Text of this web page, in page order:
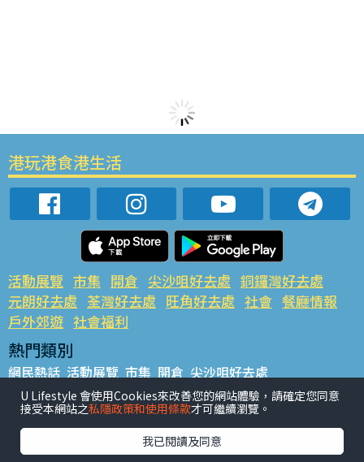
港玩港食港生活
活動展覽 市集 開倉 尖沙咀好去處 銅鑼灣好去處
元朗好去處 荃灣好去處 旺角好去處 社會 餐廳情報
戶外郊遊 社會福利
熱門類別
網民熱話 活動展覽 市集 開倉 尖沙咀好去處
銅鑼灣好去處 元朗好去處 荃灣好去處 旺角好去處 社會
餐廳情報 戶外郊遊
熱門標籤
U Lifestyle 會使用Cookies來改善您的網站體驗，請確定您同意
接受本網站之私隱政策和使用條款才可繼續瀏覽。
我已閱讀及同意